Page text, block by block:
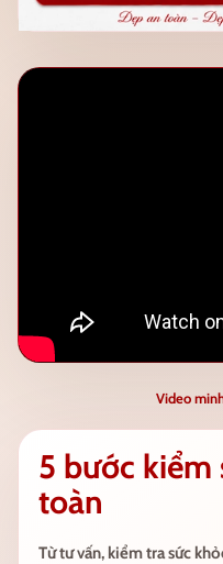
Video
5 bước kiểm
toàn
Từ tư vấn, kiểm tra sức